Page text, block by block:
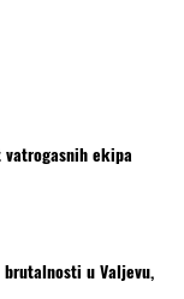
vatrogasnih ekipa
u Valjevu,